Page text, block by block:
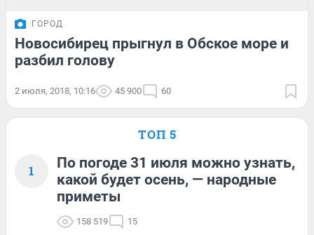
ГОРОД
Новосибирец прыгнул в Обское море и
разбил голову
2 июля, 2018, 10:16 45 900 60
ТОП 5
1
По погоде 31 июля можно узнать,
какой будет осень, — народные
приметы
158 519 15